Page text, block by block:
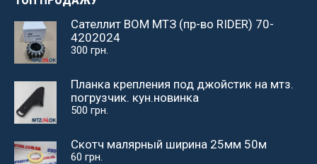
Сателлит ВОМ МТЗ (пр-во RIDER) 70-
4202024
300 грн.
Планка крепления под джойстик на мтз.
погрузчик. кун.новинка
500 грн.
Скотч малярный ширина 25мм 50м
60 грн.